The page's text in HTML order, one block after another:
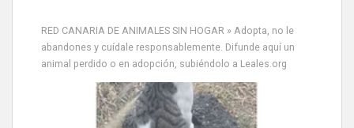
RED CANARIA DE ANIMALES SIN HOGAR » Adopta, no le
abandones y cuídale responsablemente. Difunde aquí un
animal perdido o en adopción, subiéndolo a Leales.org